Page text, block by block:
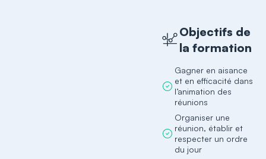
Objectifs de
la formation
Gagner en aisance
et en efficacité dans
l’animation des
réunions
Organiser une
réunion, établir et
respecter un ordre
du jour